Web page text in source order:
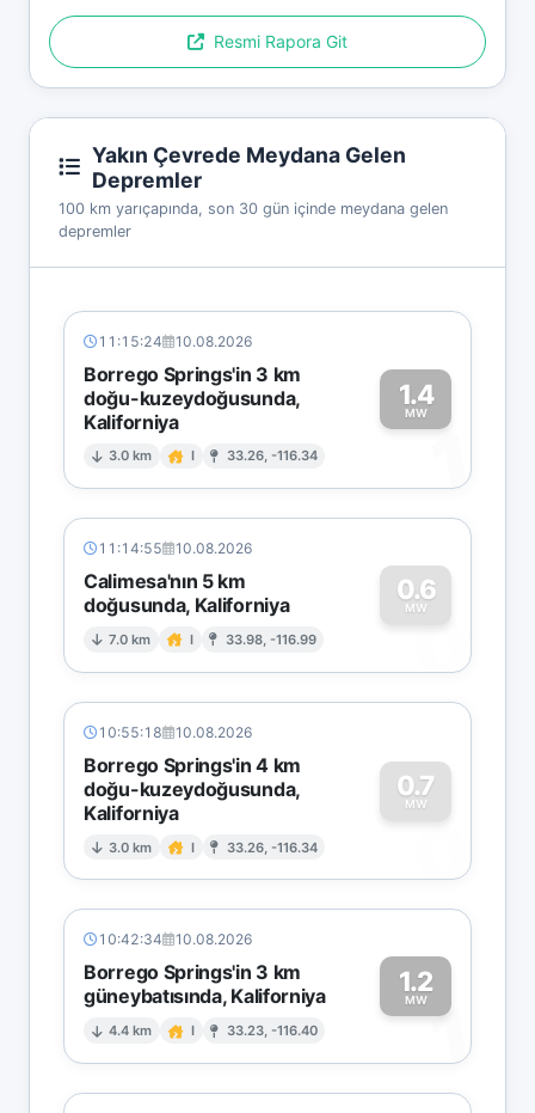
Resmi Rapora Git
Yakın Çevrede Meydana Gelen
Depremler
100 km yarıçapında, son 30 gün içinde meydana gelen
depremler
11:15:24 10.08.2026
Borrego Springs'in 3 km
doğu-kuzeydoğusunda,
Kaliforniya
3.0 km I 33.26, -116.34
1.4
MW
1
11:14:55 10.08.2026
Calimesa'nın 5 km
doğusunda, Kaliforniya
7.0 km I 33.98, -116.99
0.6
MW
0
10:55:18 10.08.2026
Borrego Springs'in 4 km
doğu-kuzeydoğusunda,
Kaliforniya
3.0 km I 33.26, -116.34
0.7
MW
0
10:42:34 10.08.2026
Borrego Springs'in 3 km
güneybatısında, Kaliforniya
4.4 km I 33.23, -116.40
1.2
MW1